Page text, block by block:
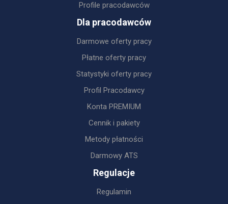
Profile pracodawców
Dla pracodawców
Darmowe oferty pracy
Płatne oferty pracy
Statystyki oferty pracy
Profil Pracodawcy
Konta PREMIUM
Cennik i pakiety
Metody płatności
Darmowy ATS
Regulacje
Regulamin